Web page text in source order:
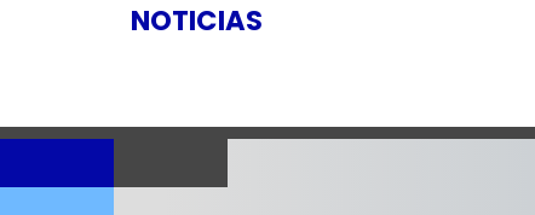
NOTICIAS